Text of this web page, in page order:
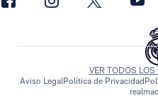
VER TODOS
Aviso LegalPolítica de Privacidad